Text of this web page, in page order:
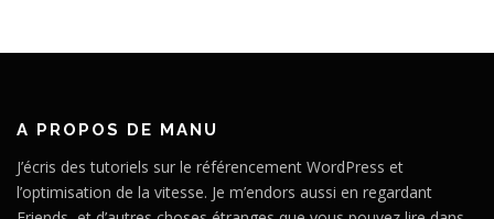
A PROPOS DE MANU
J’écris des tutoriels sur le référencement WordPress et
l’optimisation de la vitesse. Je m’endors aussi en regardant